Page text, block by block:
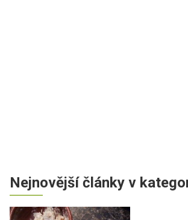
Nejnovější články v